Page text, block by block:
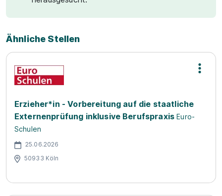
Ähnliche Stellen
Erzieher*in - Vorbereitung auf die staatliche
Externenprüfung inklusive Berufspraxis Euro-
Schulen
25.06.2026
50933 Köln